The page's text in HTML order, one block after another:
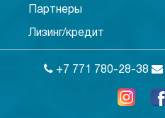
Партнеры
Лизинг/кредит
+7 771 780-28-38